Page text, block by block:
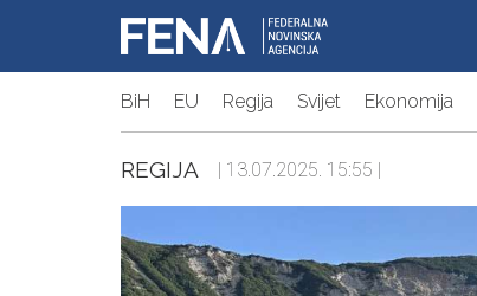
BiH EU Regija Svijet Ekonomija
REGIJA | 13.07.2025. 15:55 |